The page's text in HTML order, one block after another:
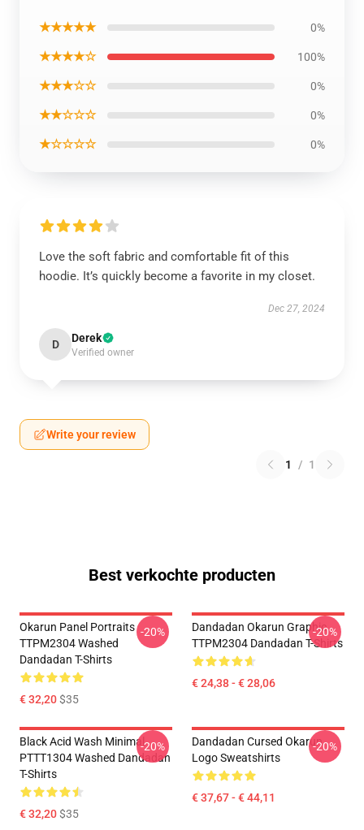
★★★★★ 0%
★★★★☆ 100%
★★★☆☆ 0%
★★☆☆☆ 0%
★☆☆☆☆ 0%
Love the soft fabric and comfortable fit of this
hoodie. It’s quickly become a favorite in my closet.
Dec 27, 2024
D Derek
Verified owner
Write your review
1 / 1
Best verkochte producten
Okarun Panel Portraits
TTPM2304 Washed
Dandadan T-Shirts
€ 32,20$35
-20%
Dandadan Okarun Graphic
TTPM2304 Dandadan T-Shirts
€ 24,38 - € 28,06
-20%
Black Acid Wash Minimal
PTTT1304 Washed Dandadan
T-Shirts
€ 32,20$35
-20%
Dandadan Cursed Okarun
Logo Sweatshirts
€ 37,67 - € 44,11
-20%